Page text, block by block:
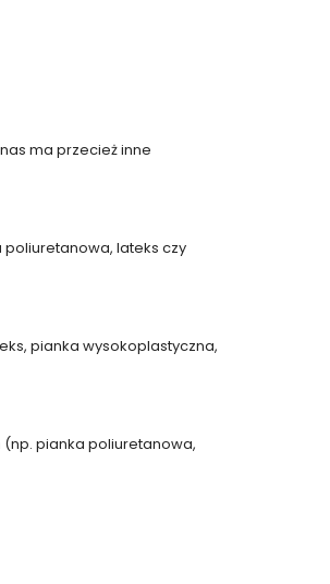
ma przecież inne
poliuretanowa, lateks czy
pianka wysokoplastyczna,
(np. pianka poliuretanowa,